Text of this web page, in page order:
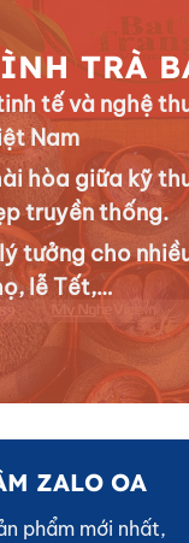
TRÀ
tế và nghệ
Nam
hòa giữa kỹ
truyền thống.
tưởng cho
lễ Tết,…
ZALO OA
phẩm mới nhất,